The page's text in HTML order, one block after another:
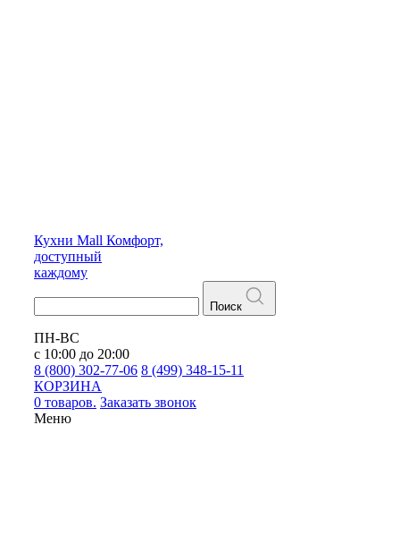
Кухни Mall Комфорт,
доступный
каждому
Поиск
ПН-ВС
с 10:00 до 20:00
8 (800) 302-77-06 8 (499) 348-15-11
КОРЗИНА
0 товаров. Заказать звонок
Меню